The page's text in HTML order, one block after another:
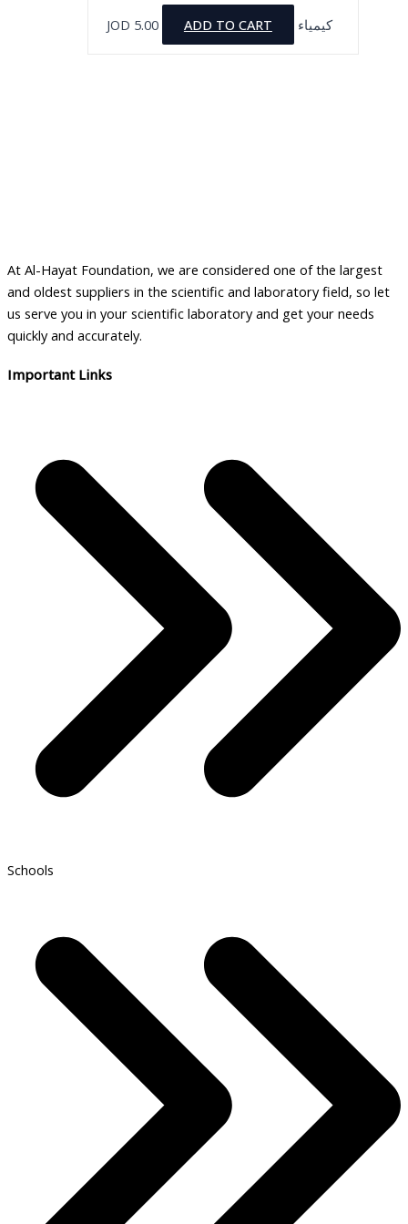
JOD 5.00 ADD TO CART كيمياء
At Al-Hayat Foundation, we are considered one of the largest
and oldest suppliers in the scientific and laboratory field, so let
us serve you in your scientific laboratory and get your needs
quickly and accurately.
Important Links
Schools